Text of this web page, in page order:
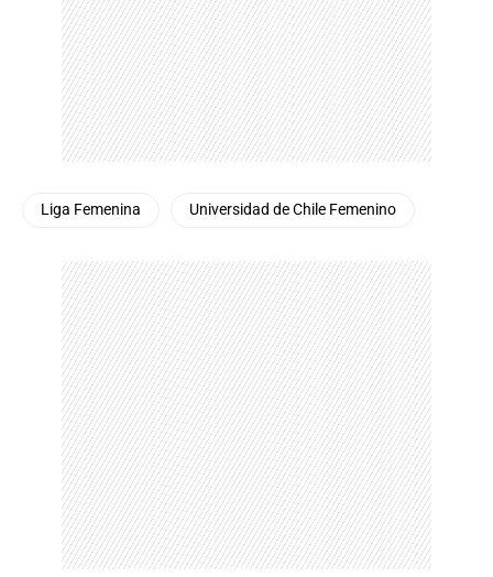
Liga Femenina Universidad de Chile Femenino